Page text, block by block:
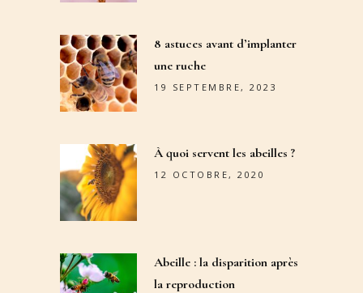
8 astuces avant d’implanter
une ruche
19 SEPTEMBRE, 2023
À quoi servent les abeilles ?
12 OCTOBRE, 2020
Abeille : la disparition après
la reproduction